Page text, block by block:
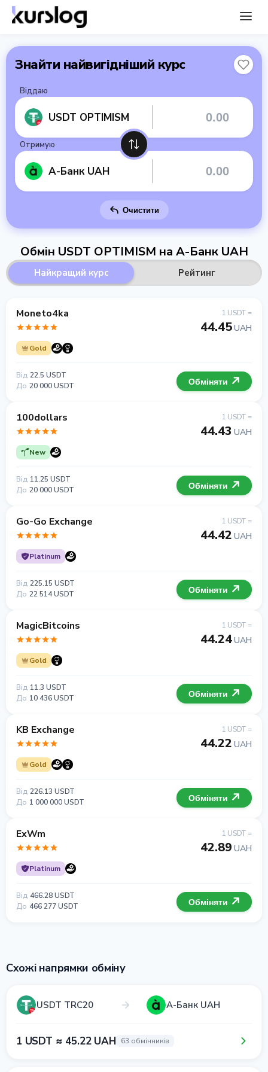
Знайти найвигідніший курс
Віддаю
USDT OPTIMISM
Отримую
А-Банк UAH
Очистити
Обмін USDT OPTIMISM на А-Банк UAH
Найкращий курс Рейтинг
Moneto4ka
Gold
1 USDT =
44.45UAH
Від 22.5 USDT
До 20 000 USDT Обміняти
100dollars
New
1 USDT =
44.43 UAH
Від 11.25 USDT
До 20 000 USDT Обміняти
Go-Go Exchange
Platinum
1 USDT =
44.42 UAH
Від 225.15 USDT
До 22 514 USDT Обміняти
MagicBitcoins
Gold
1 USDT =
44.24UAH
Від 11.3 USDT
До 10 436 USDT Обміняти
KB Exchange
Gold
1 USDT =
44.22 UAH
Від 226.13 USDT
До 1 000 000 USDT Обміняти
ExWm
Platinum
1 USDT =
42.89 UAH
Від 466.28 USDT
До 466 277 USDT Обміняти
Схожі напрямки обміну
USDT TRC20 А-Банк UAH
1 USDT ≈ 45.22 UAH 63 обмінників